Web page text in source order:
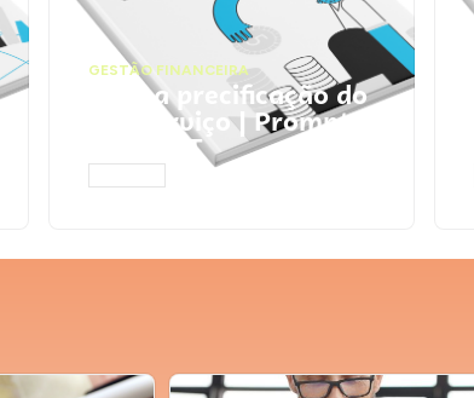
GESTÃO FINANCEIRA
Faça a precificação do
seu serviço | Prompts
ChatGPT